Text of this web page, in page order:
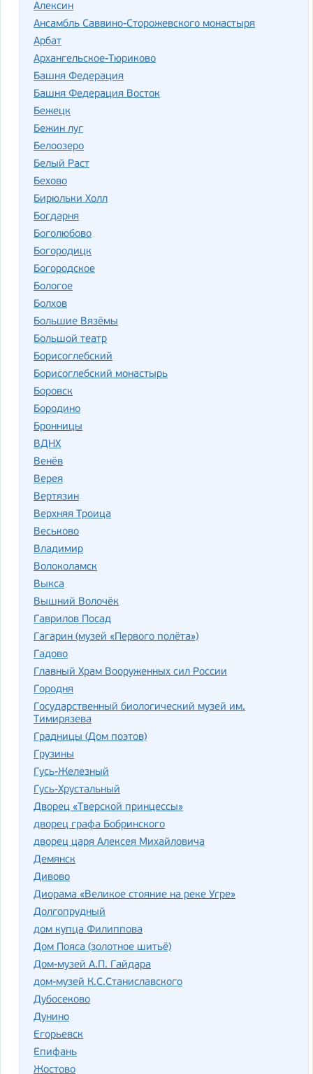
Алексин
Ансамбль Саввино-Сторожевского монастыря
Арбат
Архангельское-Тюриково
Башня Федерация
Башня Федерация Восток
Бежецк
Бежин луг
Белоозеро
Белый Раст
Бехово
Бирюльки Холл
Богдарня
Боголюбово
Богородицк
Богородское
Бологое
Болхов
Большие Вязёмы
Большой театр
Борисоглебский
Борисоглебский монастырь
Боровск
Бородино
Бронницы
ВДНХ
Венёв
Верея
Вертязин
Верхняя Троица
Веськово
Владимир
Волоколамск
Выкса
Вышний Волочёк
Гаврилов Посад
Гагарин (музей «Первого полёта»)
Гадово
Главный Храм Вооруженных сил России
Городня
Государственный биологический музей им.
Тимирязева
Градницы (Дом поэтов)
Грузины
Гусь-Железный
Гусь-Хрустальный
Дворец «Тверской принцессы»
дворец графа Бобринского
дворец царя Алексея Михайловича
Демянск
Дивово
Диорама «Великое стояние на реке Угре»
Долгопрудный
дом купца Филиппова
Дом Пояса (золотное шитьё)
Дом-музей А.П. Гайдара
дом-музей К.С.Станиславского
Дубосеково
Дунино
Егорьевск
Епифань
Жостово